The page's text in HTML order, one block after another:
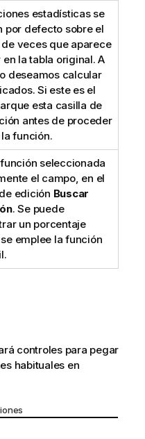
estadísticas se
por defecto sobre el
veces que aparece
en la tabla original. A
deseamos calcular
Si este es el
esta casilla de
antes de proceder
función.
seleccionada
el campo, en el
edición Buscar
. Se puede
un porcentaje
emplee la función
controles para pegar
habituales en